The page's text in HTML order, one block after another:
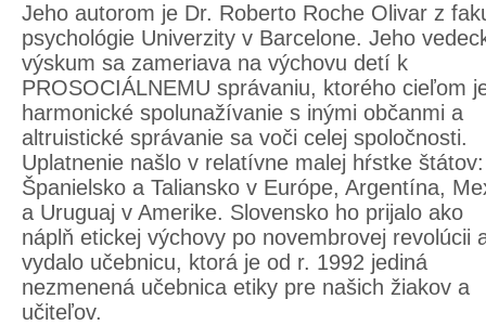
Jeho autorom je Dr. Roberto Roche Olivar z
psychológie Univerzity v Barcelone. Jeho
výskum sa zameriava na výchovu detí k
PROSOCIÁLNEMU správaniu, ktorého cieľom
harmonické spolunažívanie s inými občanmi a
altruistické správanie sa voči celej spoločnosti.
Uplatnenie našlo v relatívne malej hŕstke štátov:
Španielsko a Taliansko v Európe, Argentína,
a Uruguaj v Amerike. Slovensko ho prijalo ako
náplň etickej výchovy po novembrovej revolúcii
vydalo učebnicu, ktorá je od r. 1992 jediná
nezmenená učebnica etiky pre našich žiakov a
učiteľov.